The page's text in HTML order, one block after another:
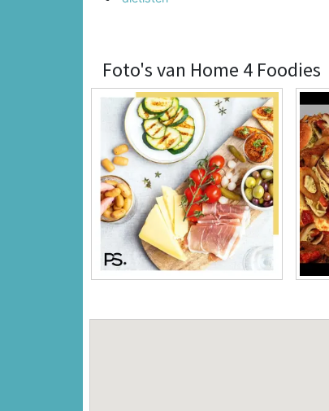
Foto's van Home 4 Foodies